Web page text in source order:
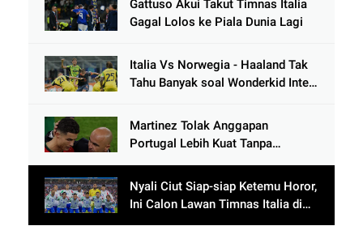
Gattuso Akui Takut Timnas Italia
Gagal Lolos ke Piala Dunia Lagi
Italia Vs Norwegia - Haaland Tak
Tahu Banyak soal Wonderkid Inter
Martinez Tolak Anggapan
Portugal Lebih Kuat Tanpa
di Bawah Thailand
Nyali Ciut Siap-siap Ketemu Horor,
Ini Calon Lawan Timnas Italia di
Babak Play-Off